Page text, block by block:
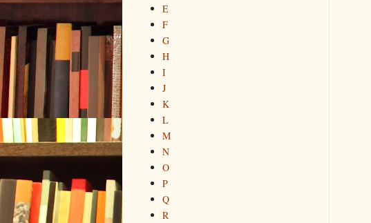
E
F
G
H
I
J
K
L
M
N
O
P
Q
R